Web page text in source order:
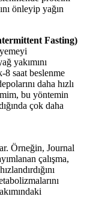
önleyip yağın
Fasting)
yakımını
8 saat beslenme
daha hızlı
bu yöntemin
çok daha
Örneğin, Journal
çalışma,